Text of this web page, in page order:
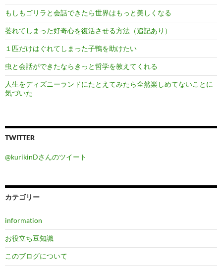
もしもゴリラと会話できたら世界はもっと美しくなる
萎れてしまった好奇心を復活させる方法（追記あり）
１匹だけはぐれてしまった子鴨を助けたい
虫と会話ができたならきっと哲学を教えてくれる
人生をディズニーランドにたとえてみたら全然楽しめてないことに
気づいた
TWITTER
@kurikinDさんのツイート
カテゴリー
information
お役立ち豆知識
このブログについて